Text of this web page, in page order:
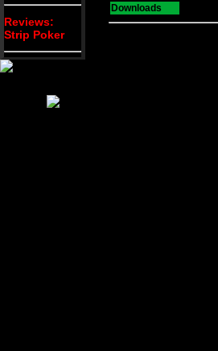
Reviews:
Strip Poker
Downloads